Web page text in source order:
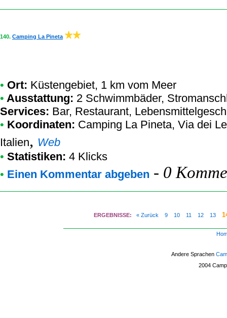
140. Camping La Pineta
• Ort: Küstengebiet, 1 km vom Meer
• Ausstattung: 2 Schwimmbäder,
Services: Bar, Restaurant,
• Koordinaten: Camping La Pineta, Via dei
Italien, Web
• Statistiken: 4 Klicks
• Einen Kommentar abgeben - 0
ERGEBNISSE: « Zurück 9 10 11 12 13
Andere Sprachen
2004